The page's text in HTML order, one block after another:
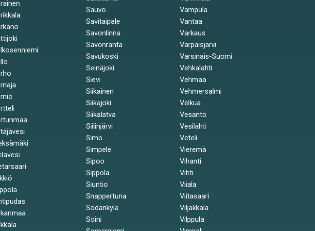
Sauvo
Savitaipale
Savonlinna
Savonranta
Savukoski
Seinäjoki
Sievi
Siikainen
Siikajoki
Siikalatva
Siilinjärvi
Simo
Simpele
Sipoo
Sippola
Siuntio
Snappertuna
Sodankylä
Soini
Vampula
Vantaa
Varkaus
Varpaisjärvi
Varsinais-Suomi
Vehkalahti
Vehmaa
Vehmersalmi
Velkua
Vesanto
Vesilahti
Veteli
Vieremä
Vihanti
Vihti
Viiala
Viitasaari
Viljakkala
Vilppula